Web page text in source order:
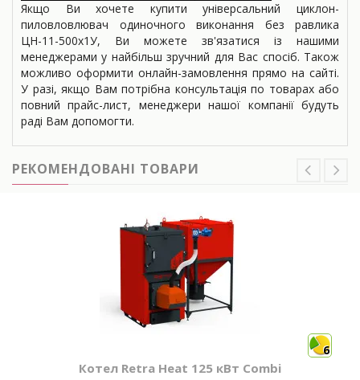
Якщо Ви хочете купити універсальний циклон-
пиловловлювач одиночного виконання без равлика
ЦН-11-500х1У, Ви можете зв'язатися із нашими
менеджерами у найбільш зручний для Вас спосіб. Також
можливо оформити онлайн-замовлення прямо на сайті.
У разі, якщо Вам потрібна консультація по товарах або
повний прайс-лист, менеджери нашої компанії будуть
раді Вам допомогти.
РЕКОМЕНДОВАНІ ТОВАРИ
6
Котел Retra Heat 125 кВт Combi